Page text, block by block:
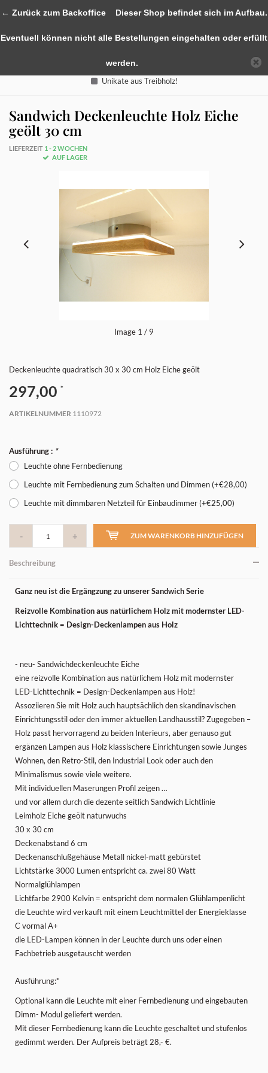
Unikate aus Treibholz!
Sandwich Deckenleuchte Holz Eiche
geölt 30 cm
LIEFERZEIT 1 - 2 WOCHEN
AUF LAGER
Image 1 / 9
Deckenleuchte quadratisch 30 x 30 cm Holz Eiche geölt
297,00 *
ARTIKELNUMMER 1110972
Ausführung : *
Leuchte ohne Fernbedienung
Leuchte mit Fernbedienung zum Schalten und Dimmen (+€28,00)
Leuchte mit dimmbaren Netzteil für Einbaudimmer (+€25,00)
- + ZUM WARENKORB HINZUFÜGEN
Beschreibung
Ganz neu ist die Ergängzung zu unserer Sandwich Serie
Reizvolle Kombination aus natürlichem Holz mit modernster LED-
Lichttechnik = Design-Deckenlampen aus Holz
- neu- Sandwichdeckenleuchte Eiche
eine reizvolle Kombination aus natürlichem Holz mit modernster
LED-Lichttechnik = Design-Deckenlampen aus Holz!
Assoziieren Sie mit Holz auch hauptsächlich den skandinavischen
Einrichtungsstil oder den immer aktuellen Landhausstil? Zugegeben –
Holz passt hervorragend zu beiden Interieurs, aber genauso gut
ergänzen Lampen aus Holz klassischere Einrichtungen sowie Junges
Wohnen, den Retro-Stil, den Industrial Look oder auch den
Minimalismus sowie viele weitere.
Mit individuellen Maserungen Profil zeigen …
und vor allem durch die dezente seitlich Sandwich Lichtlinie
Leimholz Eiche geölt naturwuchs
30 x 30 cm
Deckenabstand 6 cm
Deckenanschlußgehäuse Metall nickel-matt gebürstet
Lichtstärke 3000 Lumen entspricht ca. zwei 80 Watt
Normalglühlampen
Lichtfarbe 2900 Kelvin = entspricht dem normalen Glühlampenlicht
die Leuchte wird verkauft mit einem Leuchtmittel der Energieklasse
C vormal A+
die LED-Lampen können in der Leuchte durch uns oder einen
Fachbetrieb ausgetauscht werden
Ausführung:*
Optional kann die Leuchte mit einer Fernbedienung und eingebauten
Dimm- Modul geliefert werden.
Mit dieser Fernbedienung kann die Leuchte geschaltet und stufenlos
gedimmt werden. Der Aufpreis beträgt 28,- €.
← Zurück zum BackofficeDieser Shop befindet sich im Aufbau.
Eventuell können nicht alle Bestellungen eingehalten oder erfüllt
werden.